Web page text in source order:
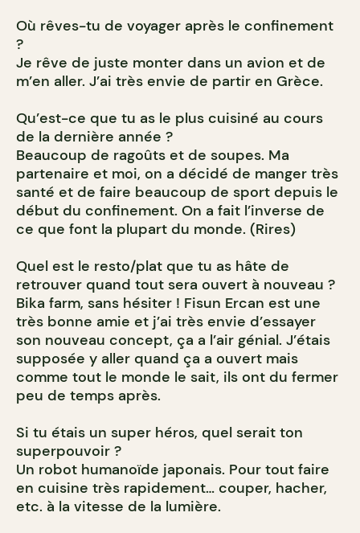
Où rêves-tu de voyager après le confinement
?
Je rêve de juste monter dans un avion et de
m’en aller. J’ai très envie de partir en Grèce.
Qu’est-ce que tu as le plus cuisiné au cours
de la dernière année ?
Beaucoup de ragoûts et de soupes. Ma
partenaire et moi, on a décidé de manger très
santé et de faire beaucoup de sport depuis le
début du confinement. On a fait l’inverse de
ce que font la plupart du monde. (Rires)
Quel est le resto/plat que tu as hâte de
retrouver quand tout sera ouvert à nouveau ?
Bika farm, sans hésiter ! Fisun Ercan est une
très bonne amie et j’ai très envie d’essayer
son nouveau concept, ça a l’air génial. J’étais
supposée y aller quand ça a ouvert mais
comme tout le monde le sait, ils ont du fermer
peu de temps après.
Si tu étais un super héros, quel serait ton
superpouvoir ?
Un robot humanoïde japonais. Pour tout faire
en cuisine très rapidement… couper, hacher,
etc. à la vitesse de la lumière.